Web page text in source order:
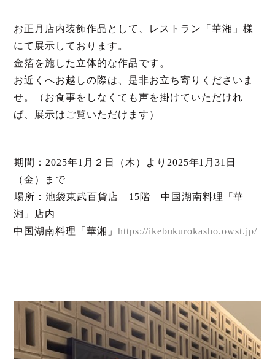
お正月店内装飾作品として、レストラン「華湘」様
にて展示しております。
金箔を施した立体的な作品です。
お近くへお越しの際は、是非お立ち寄りくださいま
せ。（お食事をしなくても声を掛けていただけれ
ば、展示はご覧いただけます）
️期間：2025年1月２日（木）より2025年1月31日
（金）まで
️場所：池袋東武百貨店 15階 中国湖南料理「華
湘」店内
中国湖南料理「華湘」https://ikebukurokasho.owst.jp/